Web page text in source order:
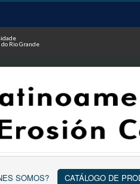
Rio Grande
SOMOS? CATÁLOGO DE